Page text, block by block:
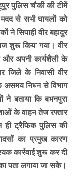
पुलिस चौकी की टीमें
मदद से सभी घायलों को
ने सिपाही वीर बहादुर
शुरू किया गया।वीर
और अपनी कार्यशैली के
जिले के निवासी वीर
असमय निधन से विभाग
ने बताया कि बभनपुरा
के वाहन तेज रफ्तार
ट्रैफिक पुलिस की
का प्रमुख कारण
कार्रवाई शुरू कर दी
पता लगाया जा सके।